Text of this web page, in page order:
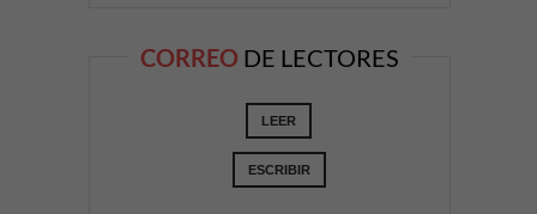
CORREO DE LECTORES
LEER
ESCRIBIR